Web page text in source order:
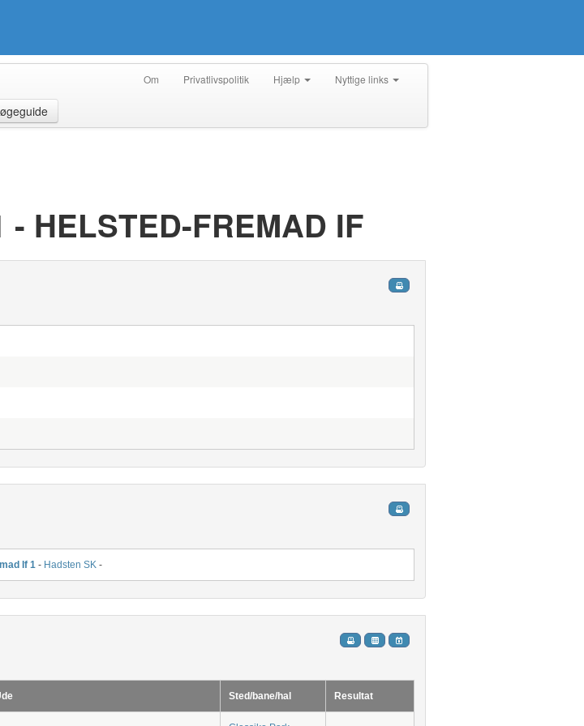
Om Privatlivspolitik Hjælp Nyttige links
HELSTED-FREMAD IF
If 1 - Hadsten SK-
Sted/bane/hal Resultat